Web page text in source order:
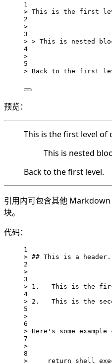
1
> This is the first
2
>
3
> > This is nested
4
>
5
> Back to the first
预览：
This is the first level of
This is nested
Back to the first level.
引用内可包含其他
块。
代码：
1
> ## This is a header.
2
>
3
> 1.   This is the
4
> 2.   This is the
5
>
6
> Here's some example
7
>
8
>     return